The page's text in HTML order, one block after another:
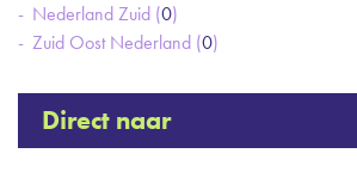
Nederland Zuid (0)
Zuid Oost Nederland (0)
Direct naar